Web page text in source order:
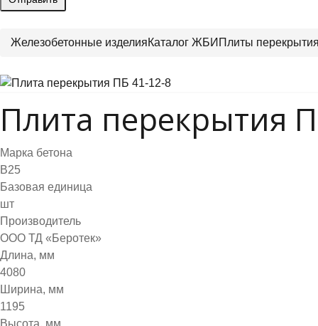
Железобетонные изделияКаталог ЖБИ Плиты
Плита перекрытия
Марка бетона
B25
Базовая единица
шт
Производитель
ООО ТД «Беротек»
Длина, мм
4080
Ширина, мм
1195
Высота, мм